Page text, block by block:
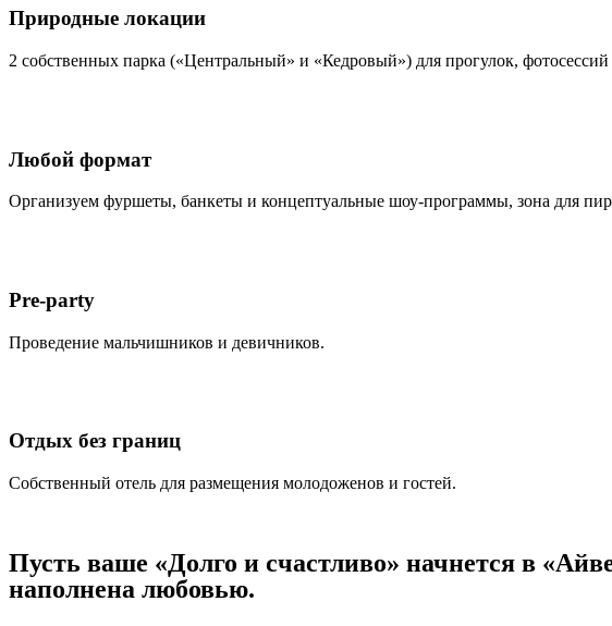
Природные локации
2 собственных парка («Центральный» и «Кедровый») для прогулок,
Любой формат
Организуем фуршеты, банкеты и концептуальные шоу-программы, зона для
Pre-party
Проведение мальчишников и девичников.
Отдых без границ
Собственный отель для размещения молодоженов и гостей.
Пусть ваше «Долго и счастливо» начнется в
наполнена любовью.